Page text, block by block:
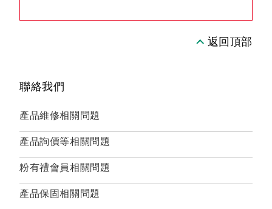
返回頂部
聯絡我們
產品維修相關問題
產品詢價等相關問題
粉有禮會員相關問題
產品保固相關問題